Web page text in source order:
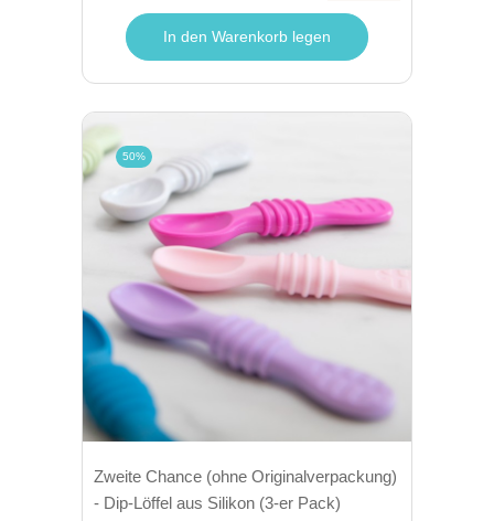
In den Warenkorb legen
50%
Zweite Chance (ohne Originalverpackung)
- Dip-Löffel aus Silikon (3-er Pack)